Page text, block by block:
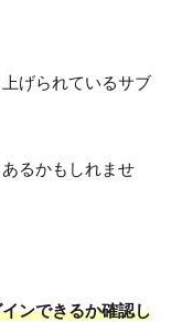
げられているサブ
るかもしれませ
ンできるか確認し